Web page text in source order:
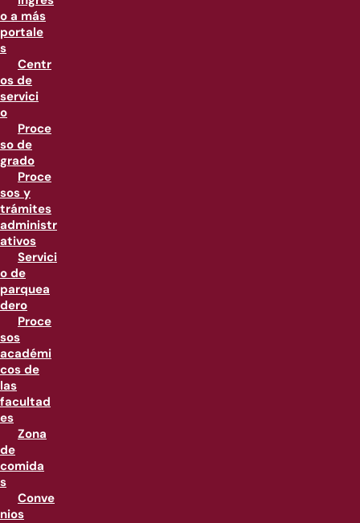
o a más
portale
s
Centr
os de
servici
o
Proce
so de
grado
Proce
sos y
trámites
administr
ativos
Servici
o de
parquea
dero
Proce
sos
académi
cos de
las
facultad
es
Zona
de
comida
s
Conve
nios